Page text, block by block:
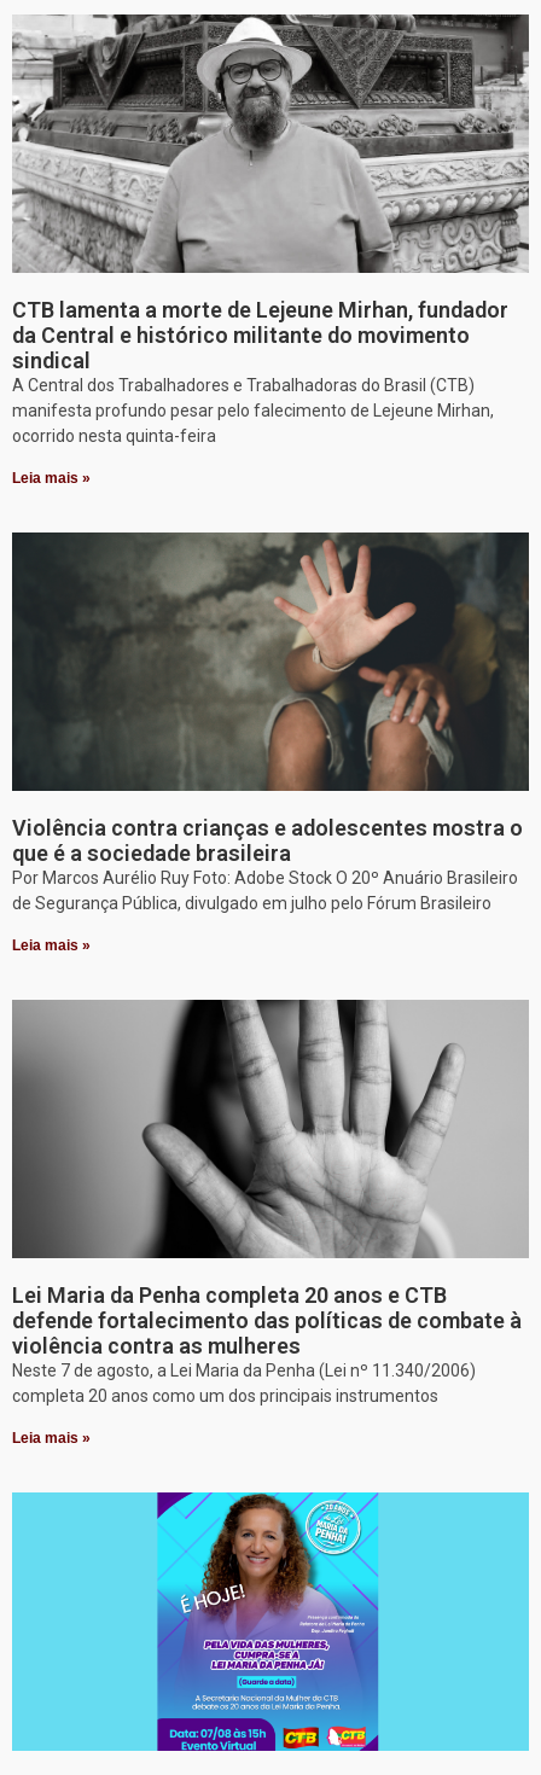
CTB lamenta a morte de Lejeune Mirhan, fundador
da Central e histórico militante do movimento
sindical
A Central dos Trabalhadores e Trabalhadoras do Brasil (CTB)
manifesta profundo pesar pelo falecimento de Lejeune Mirhan,
ocorrido nesta quinta-feira
Leia mais »
Violência contra crianças e adolescentes mostra o
que é a sociedade brasileira
Por Marcos Aurélio Ruy Foto: Adobe Stock O 20º Anuário Brasileiro
de Segurança Pública, divulgado em julho pelo Fórum Brasileiro
Leia mais »
Lei Maria da Penha completa 20 anos e CTB
defende fortalecimento das políticas de combate à
violência contra as mulheres
Neste 7 de agosto, a Lei Maria da Penha (Lei nº 11.340/2006)
completa 20 anos como um dos principais instrumentos
Leia mais »